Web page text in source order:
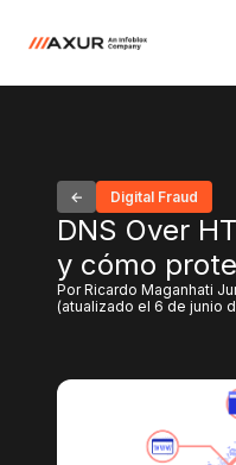
Digital Fraud
DNS Over
y cómo
Por Ricardo Maganhati
(atualizado el 6 de junio